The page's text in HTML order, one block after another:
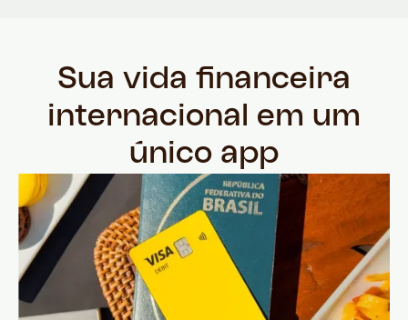
Sua vida financeira
internacional em um
único app